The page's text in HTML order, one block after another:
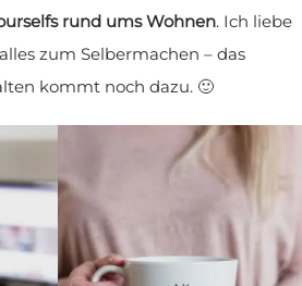
rund ums Wohnen. Ich liebe
zum Selbermachen – das
kommt noch dazu. 🙂